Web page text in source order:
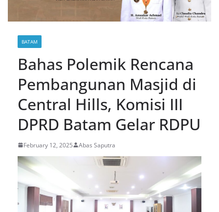
BATAM
Bahas Polemik Rencana
Pembangunan Masjid di
Central Hills, Komisi III
DPRD Batam Gelar RDPU
February 12, 2025 Abas Saputra